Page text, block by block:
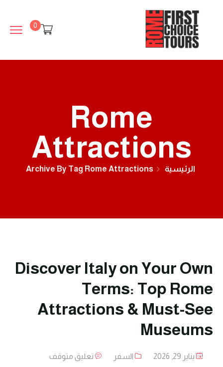
0
Rome
Attractions
الرئيسية Archive By Tag Rome Attractions
Discover Italy on Your Own
Terms: Top Rome
Attractions & Must-See
Museums
يناير 29, 2026 السفر تعليق متوقف